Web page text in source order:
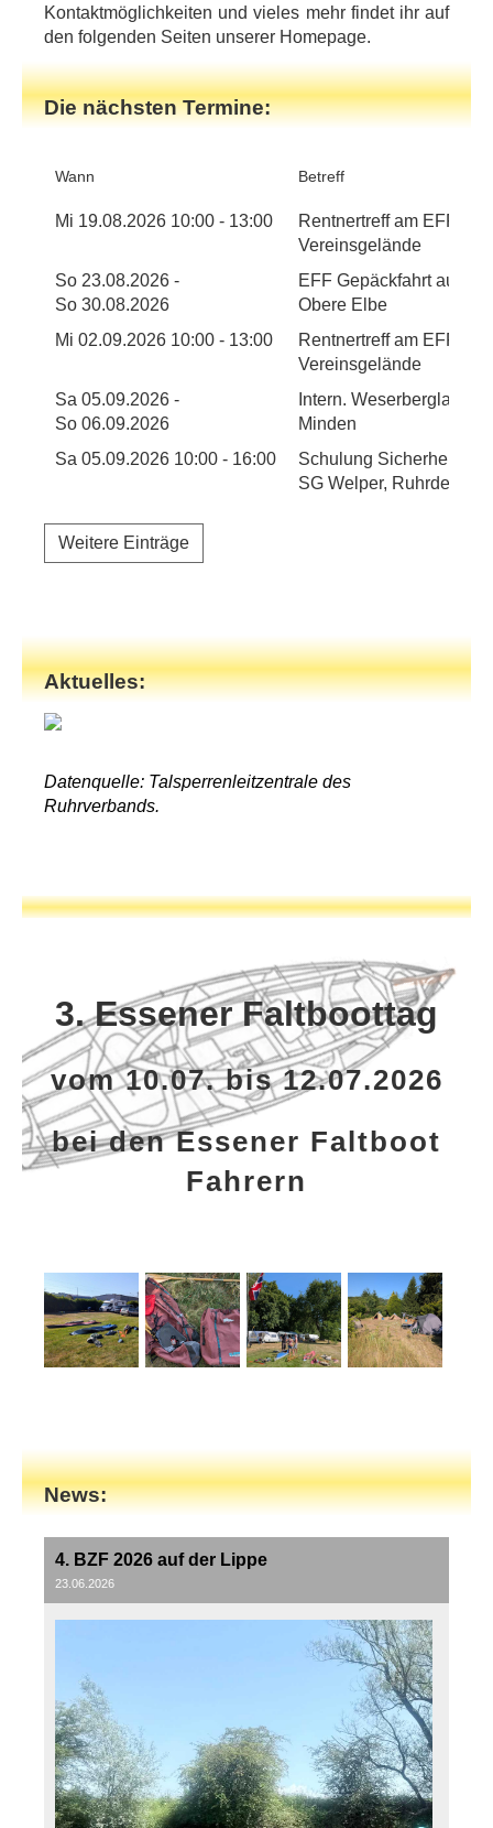
Kontaktmöglichkeiten und vieles mehr findet ihr auf
den folgenden Seiten unserer Homepage.
Die nächsten Termine:
Wann Betreff
Mi 19.08.2026 10:00 - 13:00
Rentnertreff am EFF
Vereinsgelände
So 23.08.2026 -
So 30.08.2026
EFF Gepäckfahrt auf
Obere Elbe
Mi 02.09.2026 10:00 - 13:00
Rentnertreff am EFF
Vereinsgelände
Sa 05.09.2026 -
So 06.09.2026
Intern. Weserbergland
Minden
Sa 05.09.2026 10:00 - 16:00
Schulung
SG Welper, Ruhrdeich
Weitere Einträge
Aktuelles:
Datenquelle: Talsperrenleitzentrale des
Ruhrverbands.
3. Essener Faltboottag
vom 10.07. bis 12.07.2026
bei den Essener Faltboot
Fahrern
News:
4. BZF 2026 auf der Lippe
23.06.2026